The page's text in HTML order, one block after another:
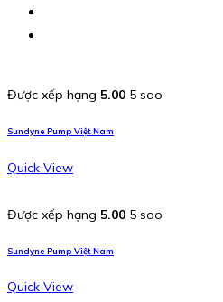
Được xếp hạng 5.00 5 sao
Sundyne Pump Việt Nam
Quick View
Được xếp hạng 5.00 5 sao
Sundyne Pump Việt Nam
Quick View